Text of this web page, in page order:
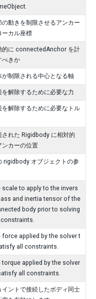
の動きを制限させるアンカー
ーカル座標
的に connectedAnchor を計
べきか
が制限される中心となる軸
を解除するために必要な力
を解除するために必要なトル
された Rigidbody に相対的
ンカーの位置
rigidbody オブジェクトの参
scale to apply to the invers
and inertia tensor of the
body prior to solving
force applied by the solver t
all constraints.
torque applied by the solver
all constraints.
イントで接続したボディ同士